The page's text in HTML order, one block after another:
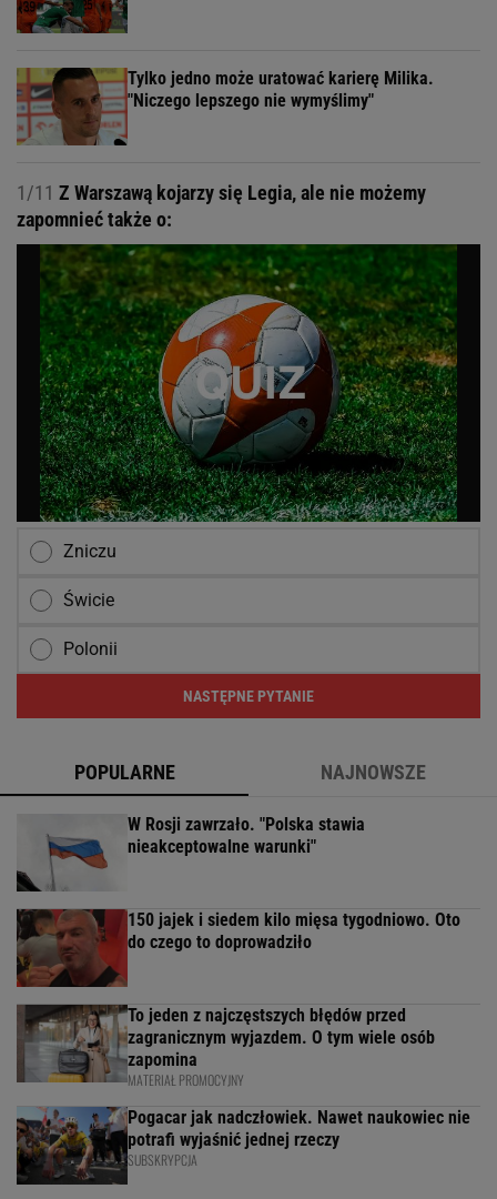
Tylko jedno może uratować karierę Milika.
"Niczego lepszego nie wymyślimy"
1/11 Z Warszawą kojarzy się Legia, ale nie możemy
zapomnieć także o:
Zniczu
Świcie
Polonii
NASTĘPNE PYTANIE
POPULARNE NAJNOWSZE
W Rosji zawrzało. "Polska stawia
nieakceptowalne warunki"
150 jajek i siedem kilo mięsa tygodniowo. Oto
do czego to doprowadziło
To jeden z najczęstszych błędów przed
zagranicznym wyjazdem. O tym wiele osób
zapomina
MATERIAŁ PROMOCYJNY
Pogacar jak nadczłowiek. Nawet naukowiec nie
potrafi wyjaśnić jednej rzeczy
SUBSKRYPCJA